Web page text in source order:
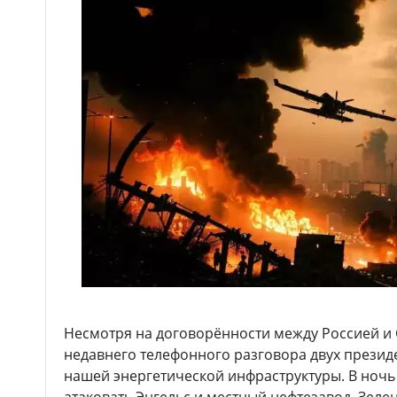
Несмотря на договорённости между Россией
недавнего телефонного разговора двух
нашей энергетической инфраструктуры. В